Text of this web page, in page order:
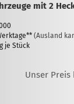
mit 2
(Ausland
je Stück
Unser Preis